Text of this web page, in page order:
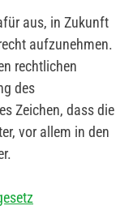
aus, in Zukunft
aufzunehmen.
rechtlichen
des
Zeichen, dass die
vor allem in den